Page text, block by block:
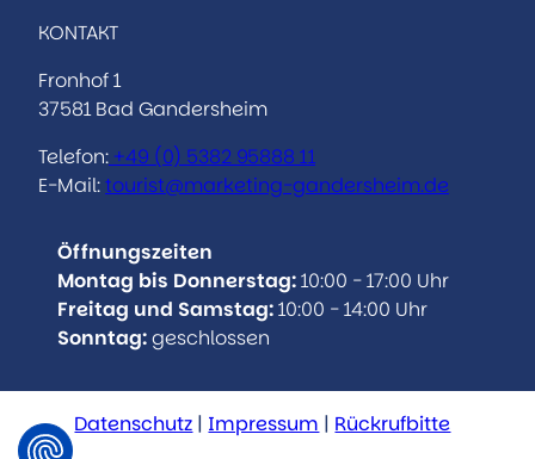
r
a
m
o
k
KONTAKT
Fronhof 1
37581 Bad Gandersheim
Telefon: +49 (0) 5382 95888 11
E-Mail:tourist@marketing-gandersheim.de
Öffnungszeiten
Montag bis Donnerstag:10:00 - 17:00 Uhr
Freitag und Samstag:10:00 - 14:00 Uhr
Sonntag:geschlossen
Datenschutz Impressum Rückrufbitte